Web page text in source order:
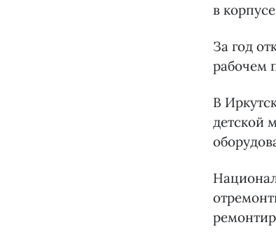
в
За год
рабочем
В
детской